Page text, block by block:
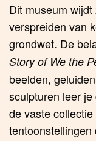
Dit museum
verspreiden van
grondwet. De
Story of We the
beelden,
sculpturen leer
de vaste